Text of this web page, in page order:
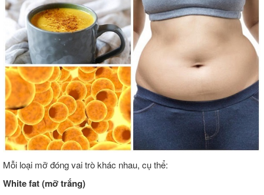
Mỗi loại mỡ đóng vai trò khác nhau, cụ thể:
White fat (mỡ trắng)